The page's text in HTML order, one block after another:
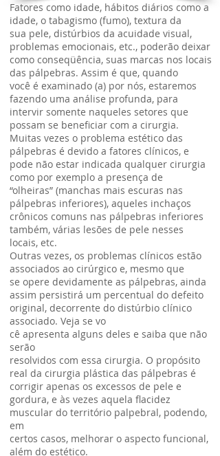
Fatores como idade, hábitos diários como a
idade, o tabagismo (fumo), textura da
sua pele, distúrbios da acuidade visual,
problemas emocionais, etc., poderão deixar
como conseqüência, suas marcas nos locais
das pálpebras. Assim é que, quando
você é examinado (a) por nós, estaremos
fazendo uma análise profunda, para
intervir somente naqueles setores que
possam se beneficiar com a cirurgia.
Muitas vezes o problema estético das
pálpebras é devido a fatores clínicos, e
pode não estar indicada qualquer cirurgia
como por exemplo a presença de
“olheiras” (manchas mais escuras nas
pálpebras inferiores), aqueles inchaços
crônicos comuns nas pálpebras inferiores
também, várias lesões de pele nesses
locais, etc.
Outras vezes, os problemas clínicos estão
associados ao cirúrgico e, mesmo que
se opere devidamente as pálpebras, ainda
assim persistirá um percentual do defeito
original, decorrente do distúrbio clínico
associado. Veja se vo
cê apresenta alguns deles e saiba que não
serão
resolvidos com essa cirurgia. O propósito
real da cirurgia plástica das pálpebras é
corrigir apenas os excessos de pele e
gordura, e às vezes aquela flacidez
muscular do território palpebral, podendo,
em
certos casos, melhorar o aspecto funcional,
além do estético.